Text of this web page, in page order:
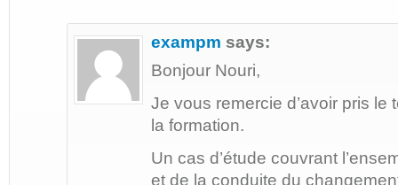
exampm says:
Bonjour Nouri,
Je vous remercie d’avoir pris le
la formation.
Un cas d’étude couvrant
et de la conduite du